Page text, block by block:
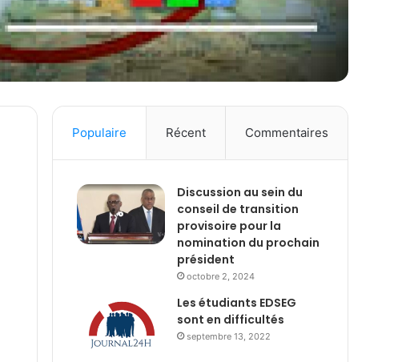
Populaire Récent Commentaires
Discussion au sein du
conseil de transition
provisoire pour la
nomination du prochain
président
octobre 2, 2024
Les étudiants EDSEG
sont en difficultés
septembre 13, 2022